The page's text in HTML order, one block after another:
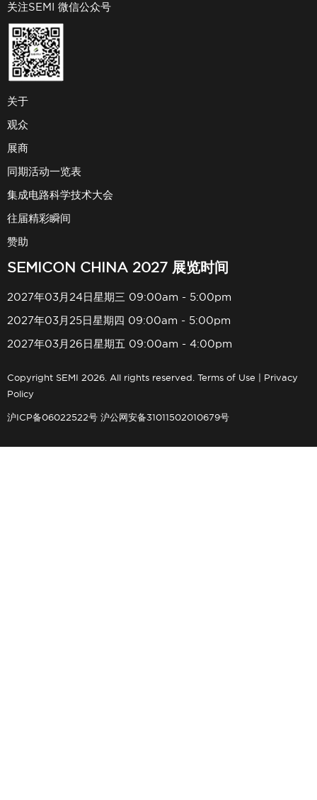
关注SEMI 微信公众号
关于
观众
展商
同期活动一览表
集成电路科学技术大会
往届精彩瞬间
赞助
SEMICON CHINA 2027 展览时间
2027年03月24日星期三 09:00am - 5:00pm
2027年03月25日星期四 09:00am - 5:00pm
2027年03月26日星期五 09:00am - 4:00pm
Copyright SEMI 2026. All rights reserved. Terms of Use
Privacy
Policy
沪ICP备06022522号 沪公网安备31011502010679号